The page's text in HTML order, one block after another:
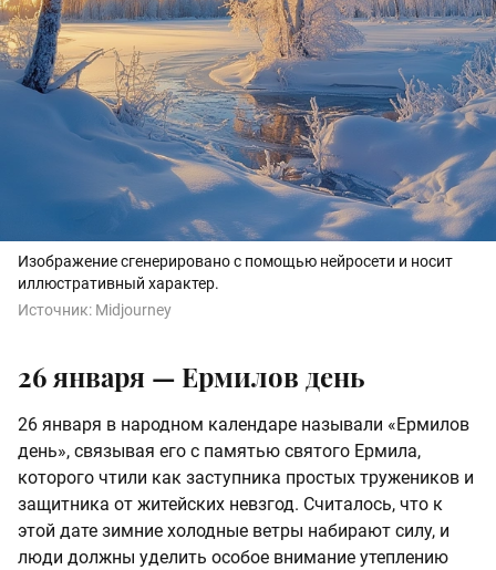
Изображение сгенерировано с помощью нейросети и носит
иллюстративный характер.
Источник: Midjourney
26 января — Ермилов день
26 января в народном календаре называли «Ермилов
день», связывая его с памятью святого Ермила,
которого чтили как заступника простых тружеников и
защитника от житейских невзгод. Считалось, что к
этой дате зимние холодные ветры набирают силу, и
люди должны уделить особое внимание утеплению